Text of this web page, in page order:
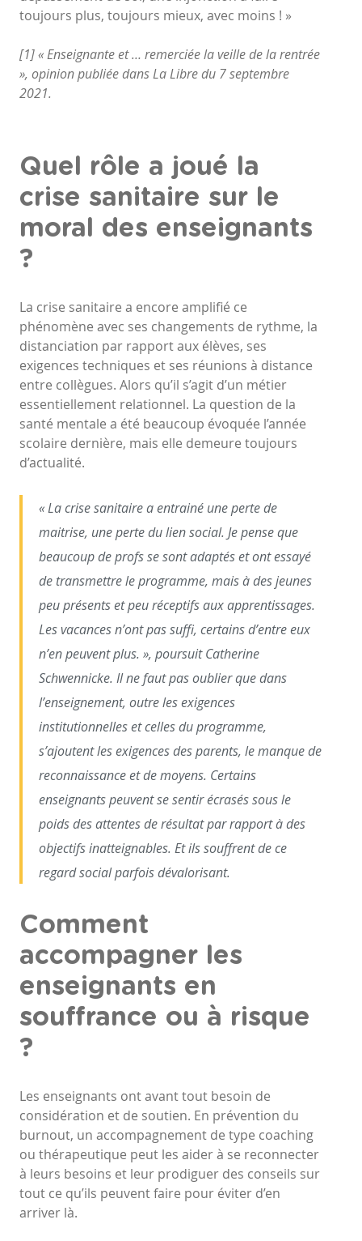
toujours plus, toujours mieux, avec moins ! »
[1] « Enseignante et … remerciée la veille de la rentrée
», opinion publiée dans La Libre du 7 septembre
2021.
Quel rôle a joué la
crise sanitaire sur le
moral des enseignants
?
La crise sanitaire a encore amplifié ce
phénomène avec ses changements de rythme, la
distanciation par rapport aux élèves, ses
exigences techniques et ses réunions à distance
entre collègues. Alors qu’il s’agit d’un métier
essentiellement relationnel. La question de la
santé mentale a été beaucoup évoquée l’année
scolaire dernière, mais elle demeure toujours
d’actualité.
« La crise sanitaire a entrainé une perte de
maitrise, une perte du lien social. Je pense que
beaucoup de profs se sont adaptés et ont essayé
de transmettre le programme, mais à des jeunes
peu présents et peu réceptifs aux apprentissages.
Les vacances n’ont pas suffi, certains d’entre eux
n’en peuvent plus. », poursuit Catherine
Schwennicke. Il ne faut pas oublier que dans
l’enseignement, outre les exigences
institutionnelles et celles du programme,
s’ajoutent les exigences des parents, le manque de
reconnaissance et de moyens. Certains
enseignants peuvent se sentir écrasés sous le
poids des attentes de résultat par rapport à des
objectifs inatteignables. Et ils souffrent de ce
regard social parfois dévalorisant.
Comment
accompagner les
enseignants en
souffrance ou à risque
?
Les enseignants ont avant tout besoin de
considération et de soutien. En prévention du
burnout, un accompagnement de type coaching
ou thérapeutique peut les aider à se reconnecter
à leurs besoins et leur prodiguer des conseils sur
tout ce qu’ils peuvent faire pour éviter d’en
arriver là.